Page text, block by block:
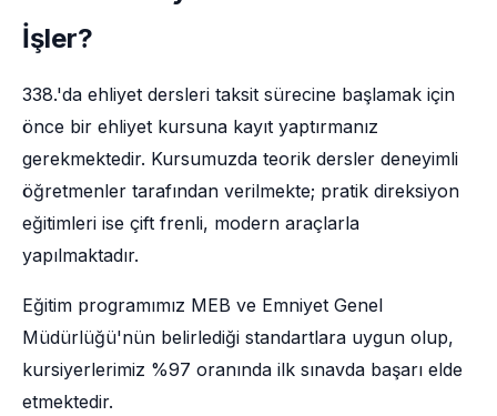
İşler?
338.'da ehliyet dersleri taksit sürecine başlamak için
önce bir ehliyet kursuna kayıt yaptırmanız
gerekmektedir. Kursumuzda teorik dersler deneyimli
öğretmenler tarafından verilmekte; pratik direksiyon
eğitimleri ise çift frenli, modern araçlarla
yapılmaktadır.
Eğitim programımız MEB ve Emniyet Genel
Müdürlüğü'nün belirlediği standartlara uygun olup,
kursiyerlerimiz %97 oranında ilk sınavda başarı elde
etmektedir.